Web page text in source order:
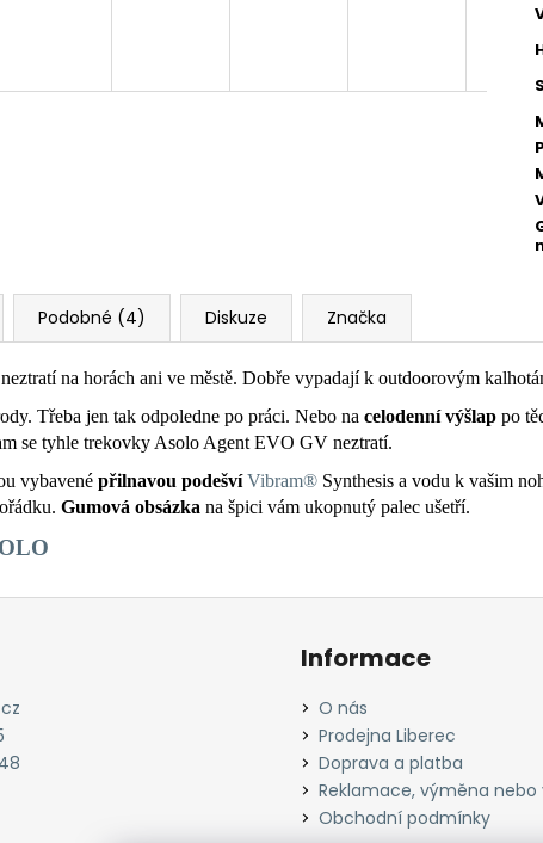
Podobné (4) Diskuze Značka
na horách ani ve městě. Dobře vypadají k outdoorovým
Třeba jen tak odpoledne po práci. Nebo na celodenní výšlap po
se tyhle trekovky Asolo Agent EVO GV neztratí.
vybavené přilnavou podešvíVibram® Synthesis a vodu k vašim
Gumová obsázka na špici vám ukopnutý palec ušetří.
Informace
O nás
Prodejna Liberec
Doprava a platba
Reklamace, výměna
Obchodní podmínky